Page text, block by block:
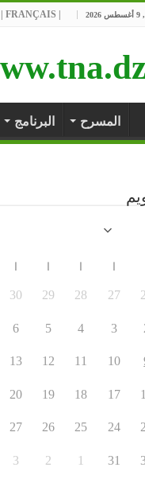
المسرح البرنامج
ا ا ا ا
27
28
29
30
3
4
5
6
10
11
12
13
17
18
19
20
24
25
26
27
31
1
2
3